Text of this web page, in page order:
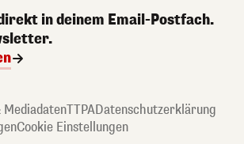
in deinem Email-Postfach.
TTPADatenschutzerklärung
Cookie Einstellungen